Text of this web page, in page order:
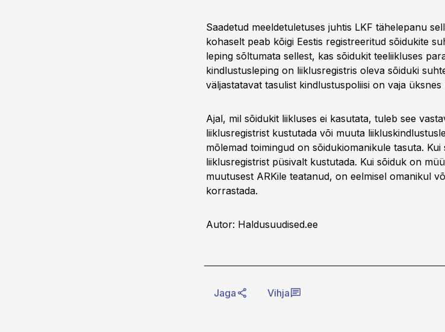
Saadetud meeldetuletuses juhtis LKF tähelepanu
kohaselt peab kõigi Eestis registreeritud sõidukite
leping sõltumata sellest, kas sõidukit teeliikluses
kindlustusleping on liiklusregistris oleva sõiduki
väljastatavat tasulist kindlustuspoliisi on vaja üksnes
Ajal, mil sõidukit liikluses ei kasutata, tuleb see
liiklusregistrist kustutada või muuta
mõlemad toimingud on sõidukiomanikule tasuta.
liiklusregistrist püsivalt kustutada. Kui sõiduk on
muutusest ARKile teatanud, on eelmisel omanikul
korrastada.
Autor: Haldusuudised.ee
Jaga Vihja